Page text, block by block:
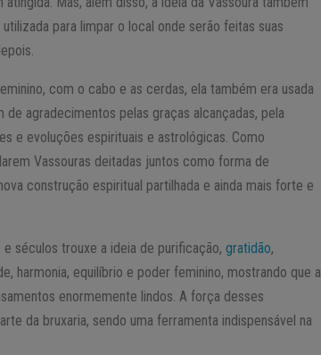
para limpar o local onde serão feitas suas
com o cabo e as cerdas, ela também era usada
agradecimentos pelas graças alcançadas, pela
e evoluções espirituais e astrológicas. Como
Vassouras deitadas juntos como forma de
construção espiritual partilhada e ainda mais forte e
séculos trouxe a ideia de purificação,gratidão,
harmonia, equilíbrio e poder feminino, mostrando que a
enormemente lindos. A força desses
da bruxaria, sendo uma ferramenta indispensável na